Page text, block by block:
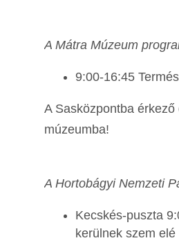
A Mátra Múzeum
9:00-16:45
A Sasközpontba
múzeumba!
A Hortobágyi Nemzeti
Kecskés-puszta
kerülnek szem